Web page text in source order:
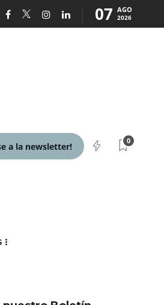
07 AGO
2026
a la newsletter!
0